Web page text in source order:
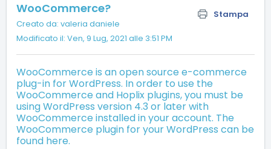
WooCommerce?
Stampa
Creato da: valeria daniele
Modificato il: Ven, 9 Lug, 2021 alle 3:51 PM
WooCommerce is an open source e-commerce
plug-in for WordPress. In order to use the
WooCommerce and Hoplix plugins, you must be
using WordPress version 4.3 or later with
WooCommerce installed in your account. The
WooCommerce plugin for your WordPress can be
found here.